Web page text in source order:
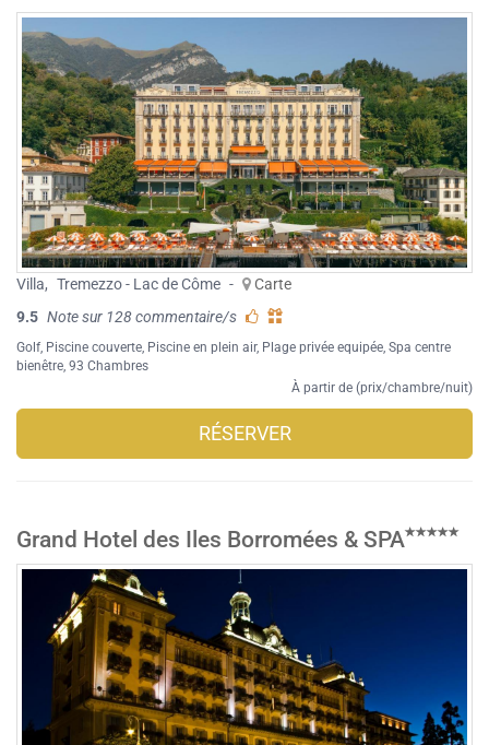
Villa, Tremezzo - Lac de Côme -
Carte
9.5 Note sur 128 commentaire/s
Golf, Piscine couverte, Piscine en plein air, Plage privée equipée, Spa centre
bienêtre, 93 Chambres
À partir de (prix/chambre/nuit)
RÉSERVER
Grand Hotel des Iles Borromées & SPA